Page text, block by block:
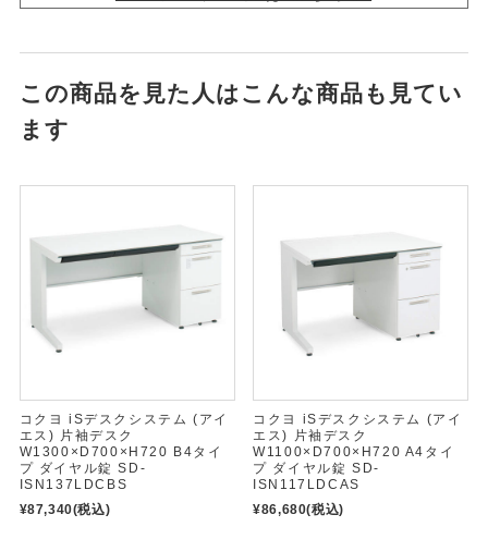
この商品を見た人はこんな商品も見てい
ます
コクヨ iSデスクシステム (アイ
エス) 片袖デスク
W1300×D700×H720 B4タイ
プ ダイヤル錠 SD-
ISN137LDCBS
¥87,340(税込)
コクヨ iSデスクシステム (アイ
エス) 片袖デスク
W1100×D700×H720 A4タイ
プ ダイヤル錠 SD-
ISN117LDCAS
¥86,680(税込)